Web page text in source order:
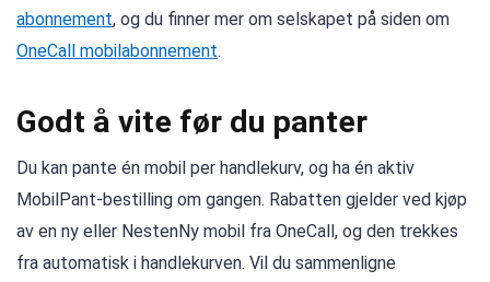
abonnement, og du finner mer om selskapet på siden om
OneCall mobilabonnement.
Godt å vite før du panter
Du kan pante én mobil per handlekurv, og ha én aktiv
MobilPant-bestilling om gangen. Rabatten gjelder ved kjøp
av en ny eller NestenNy mobil fra OneCall, og den trekkes
fra automatisk i handlekurven. Vil du sammenligne